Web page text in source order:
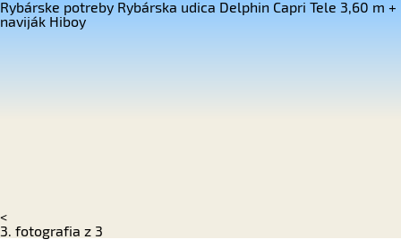
Rybárske potreby Rybárska udica Delphin Capri Tele 3,60 m +
naviják Hiboy
<
3. fotografia z 3